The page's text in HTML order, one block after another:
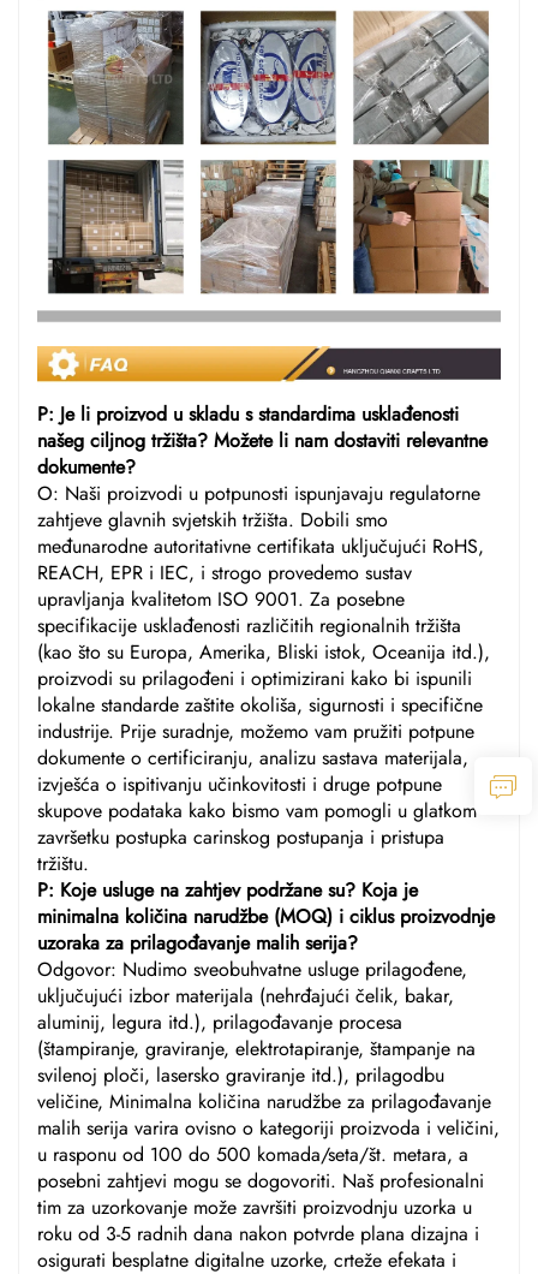
P: Je li proizvod u skladu s standardima usklađenosti
našeg ciljnog tržišta? Možete li nam dostaviti relevantne
dokumente?
O: Naši proizvodi u potpunosti ispunjavaju regulatorne
zahtjeve glavnih svjetskih tržišta. Dobili smo
međunarodne autoritativne certifikata uključujući RoHS,
REACH, EPR i IEC, i strogo provedemo sustav
upravljanja kvalitetom ISO 9001. Za posebne
specifikacije usklađenosti različitih regionalnih tržišta
(kao što su Europa, Amerika, Bliski istok, Oceanija itd.),
proizvodi su prilagođeni i optimizirani kako bi ispunili
lokalne standarde zaštite okoliša, sigurnosti i specifične
industrije. Prije suradnje, možemo vam pružiti potpune
dokumente o certificiranju, analizu sastava materijala,
izvješća o ispitivanju učinkovitosti i druge potpune
skupove podataka kako bismo vam pomogli u glatkom
završetku postupka carinskog postupanja i pristupa
tržištu.
P: Koje usluge na zahtjev podržane su? Koja je
minimalna količina narudžbe (MOQ) i ciklus proizvodnje
uzoraka za prilagođavanje malih serija?
Odgovor: Nudimo sveobuhvatne usluge prilagođene,
uključujući izbor materijala (nehrđajući čelik, bakar,
aluminij, legura itd.), prilagođavanje procesa
(štampiranje, graviranje, elektrotapiranje, štampanje na
svilenoj ploči, lasersko graviranje itd.), prilagodbu
veličine, Minimalna količina narudžbe za prilagođavanje
malih serija varira ovisno o kategoriji proizvoda i veličini,
u rasponu od 100 do 500 komada/seta/št. metara, a
posebni zahtjevi mogu se dogovoriti. Naš profesionalni
tim za uzorkovanje može završiti proizvodnju uzorka u
roku od 3-5 radnih dana nakon potvrde plana dizajna i
osigurati besplatne digitalne uzorke, crteže efekata i